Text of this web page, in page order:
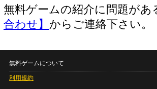
無料ゲームの紹介に問題が
合わせ】 からご連絡下さい。
無料ゲームについて
利用規約